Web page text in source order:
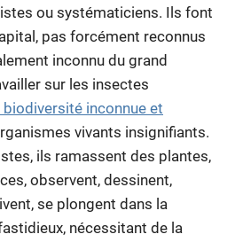
ou systématiciens. Ils font
pas forcément reconnus
inconnu du grand
sur les insectes
inconnue et
vivants insignifiants.
ils ramassent des plantes,
observent, dessinent,
se plongent dans la
nécessitant de la